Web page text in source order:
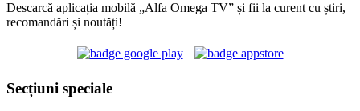
Descarcă aplicația mobilă „Alfa Omega TV” și fii la curent cu știri,
recomandări și noutăți!
Secțiuni speciale